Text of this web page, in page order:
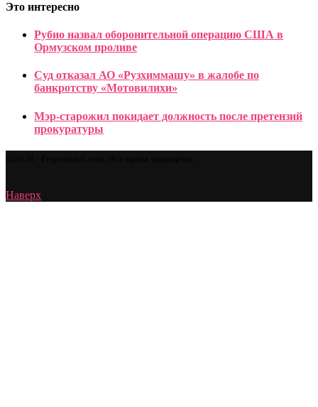
Это интересно
Рубио назвал оборонительной операцию США в
Ормузском проливе
Суд отказал АО «Рузхиммашу» в жалобе по
банкротству «Мотовилихи»
Мэр-старожил покидает должность после претензий
прокуратуры
Наверх